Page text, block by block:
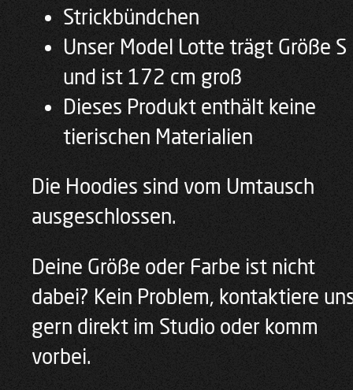
Strickbündchen
Unser Model Lotte trägt Größe S
und ist 172 cm groß
Dieses Produkt enthält keine
tierischen Materialien
Die Hoodies sind vom Umtausch
ausgeschlossen.
Deine Größe oder Farbe ist nicht
dabei? Kein Problem, kontaktiere
gern direkt im Studio oder komm
vorbei.